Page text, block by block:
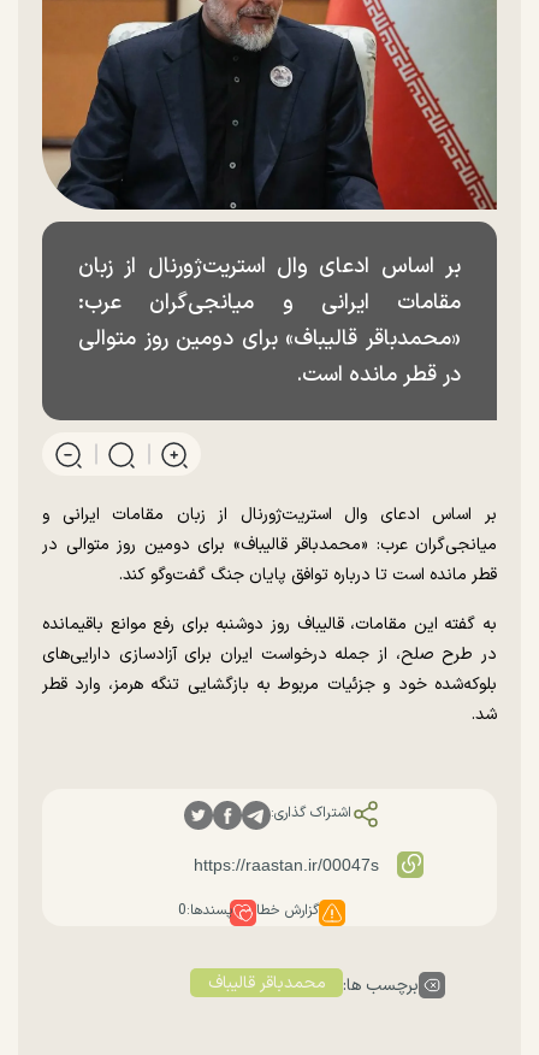
بر اساس ادعای وال استریت‌ژورنال از زبان
مقامات ایرانی و میانجی‌گران عرب:
«محمدباقر قالیباف» برای دومین روز متوالی
در قطر مانده است.
بر اساس ادعای وال استریت‌ژورنال از زبان مقامات ایرانی و
میانجی‌گران عرب: «محمدباقر قالیباف» برای دومین روز متوالی در
قطر مانده است تا درباره توافق پایان جنگ گفت‌و‌گو کند.
به گفته این مقامات، قالیباف روز دوشنبه برای رفع موانع باقیمانده
در طرح صلح، از جمله درخواست ایران برای آزادسازی دارایی‌های
بلوکه‌شده خود و جزئیات مربوط به بازگشایی تنگه هرمز، وارد قطر
شد.
اشتراک گذاری:
گزارش خطا پسندها:0
برچسب ها: محمدباقر قالیباف